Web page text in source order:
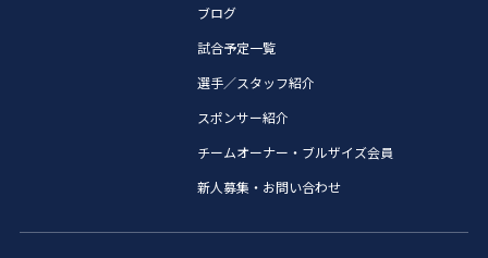
ブログ
試合予定一覧
選手／スタッフ紹介
スポンサー紹介
チームオーナー・ブルザイズ会員
新人募集・お問い合わせ